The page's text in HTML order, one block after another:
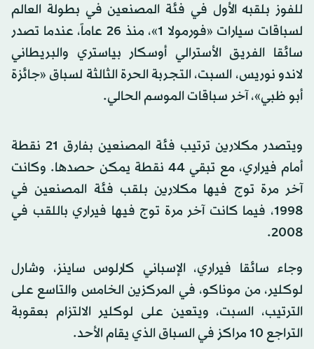
للفوز بلقبه الأول في فئة المصنعين في بطولة العالم
لسباقات سيارات «فورمولا 1»، منذ 26 عاماً، عندما تصدر
سائقا الفريق الأسترالي أوسكار بياستري والبريطاني
لاندو نوريس، السبت، التجربة الحرة الثالثة لسباق «جائزة
أبو ظبي»، آخر سباقات الموسم الحالي.
ويتصدر مكلارين ترتيب فئة المصنعين بفارق 21 نقطة
أمام فيراري، مع تبقي 44 نقطة يمكن حصدها. وكانت
آخر مرة توج فيها مكلارين بلقب فئة المصنعين في
1998، فيما كانت آخر مرة توج فيها فيراري باللقب في
2008.
وجاء سائقا فيراري، الإسباني كارلوس ساينز، وشارل
لوكلير، من موناكو، في المركزين الخامس والتاسع على
الترتيب، السبت، ويتعين على لوكلير الالتزام بعقوبة
التراجع 10 مراكز في السباق الذي يقام الأحد.